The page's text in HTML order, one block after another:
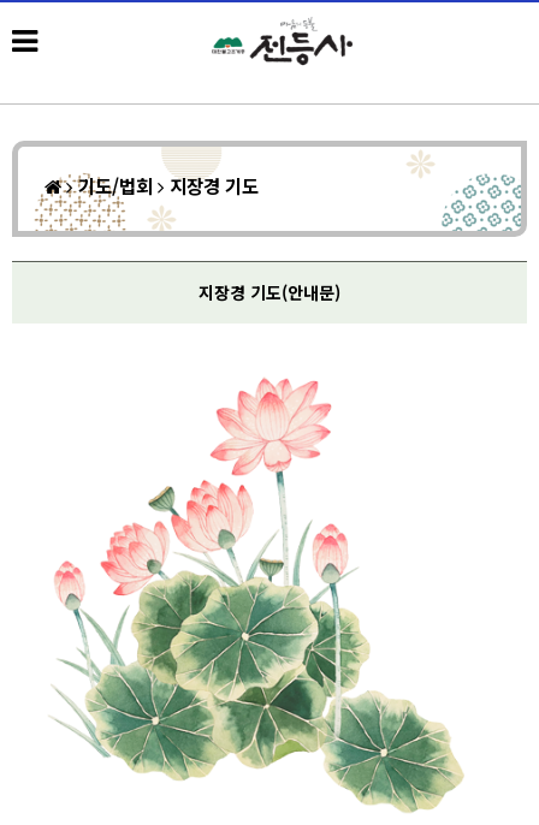
기도/법회 지장경 기도
지장경 기도(안내문)